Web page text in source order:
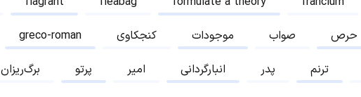
greco-roman کنجکاوی موجودات صواب حرص
برگ‌ریزان پرتو امیر انبارگردانی پدر ترنم